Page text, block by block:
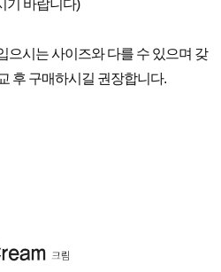
기 바랍니다)
으시는 사이즈와 다를 수 있으며 갖
후 구매하시길 권장합니다.